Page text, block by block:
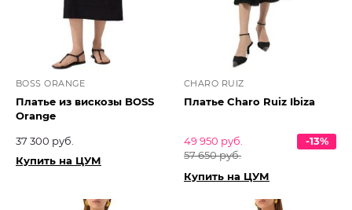
BOSS ORANGE
Платье из вискозы BOSS
Orange
37 300 руб.
Купить на ЦУМ
CHARO RUIZ
Платье Charo Ruiz Ibiza
49 950 руб.
57 650 руб.
-13%
Купить на ЦУМ